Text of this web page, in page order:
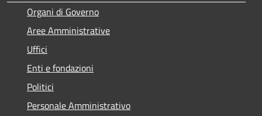
Organi di Governo
Aree Amministrative
Uffici
Enti e fondazioni
Politici
Personale Amministrativo